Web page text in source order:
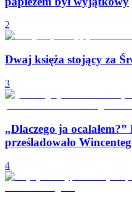
2
Dwaj księża stojący za
3
„Dlaczego ja
prześladowało
4